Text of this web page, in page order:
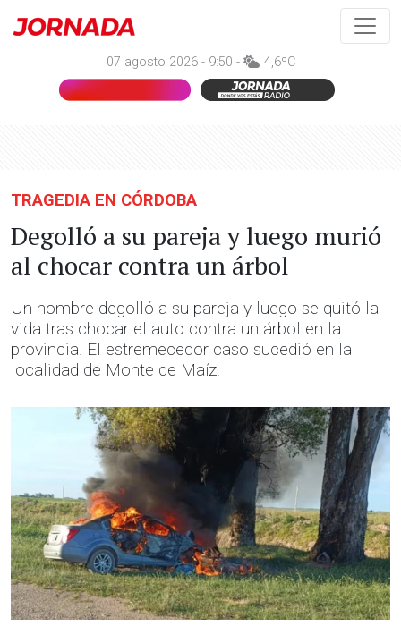
07 agosto 2026 - 9:50 - 4,6ºC
TRAGEDIA EN CÓRDOBA
Degolló a su pareja y luego murió
al chocar contra un árbol
Un hombre degolló a su pareja y luego se quitó la
vida tras chocar el auto contra un árbol en la
provincia. El estremecedor caso sucedió en la
localidad de Monte de Maíz.